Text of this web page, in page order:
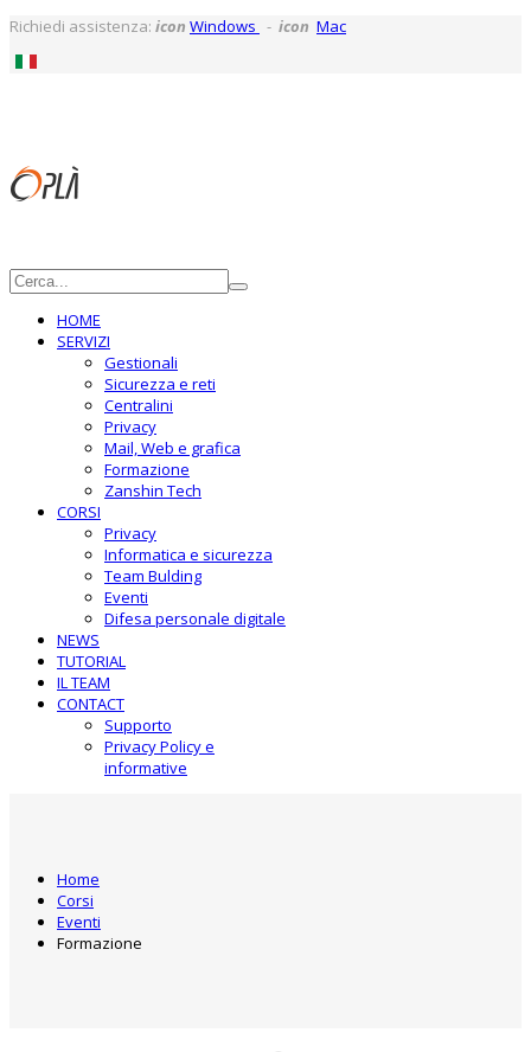
Richiedi assistenza: icon Windows - icon Mac
HOME
SERVIZI
Gestionali
Sicurezza e reti
Centralini
Privacy
Mail, Web e grafica
Formazione
Zanshin Tech
CORSI
Privacy
Informatica e sicurezza
Team Bulding
Eventi
Difesa personale digitale
NEWS
TUTORIAL
IL TEAM
CONTACT
Supporto
Privacy Policy e
informative
Home
Corsi
Eventi
Formazione